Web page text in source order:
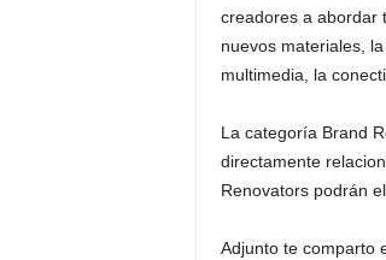
creadores a abordar
nuevos materiales,
multimedia, la
La categoría Brand
directamente
Renovators podrán
Adjunto te comparto